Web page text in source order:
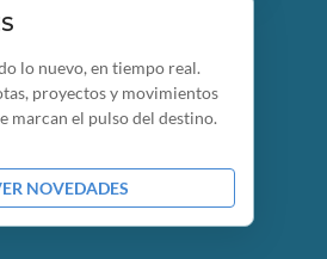
lo nuevo, en tiempo real.
proyectos y movimientos
marcan el pulso del destino.
NOVEDADES